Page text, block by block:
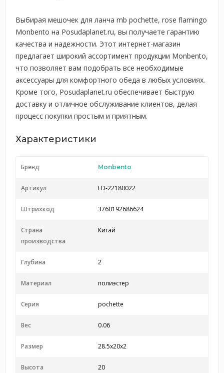
Выбирая мешочек для ланча mb pochette, rose flamingo
Monbento на Posudaplanet.ru, вы получаете гарантию
качества и надежности. Этот интернет-магазин
предлагает широкий ассортимент продукции Monbento,
что позволяет вам подобрать все необходимые
аксессуары для комфортного обеда в любых условиях.
Кроме того, Posudaplanet.ru обеспечивает быструю
доставку и отличное обслуживание клиентов, делая
процесс покупки простым и приятным.
Характеристики
Бренд Monbento
Артикул FD-22180022
Штрихкод 3760192686624
Страна
производства
Китай
Глубина 2
Материал полиэстер
Серия pochette
Вес 0.06
Размер 28.5x20x2
Высота 20